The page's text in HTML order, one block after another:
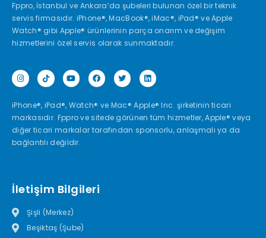
Fppro, İstanbul ve Ankara’da şubeleri bulunan özel bir teknik
servis firmasıdır. iPhone®, MacBook®, iMac®, iPad® ve Apple
Watch® gibi Apple® ürünlerinin parça onarım ve değişim
hizmetlerini özel servis olarak sunmaktadır.
iPhone®, iPad®, Watch® ve Mac® Apple® Inc. şirketinin ticari
markasıdır. Fppro ve sitede görünen tüm hizmetler, Apple® veya
diğer ticari markalar tarafından sponsorlu, anlaşmalı ya da
bağlantılı değildir.
İletişim Bilgileri
Şişli (Merkez)
Beşiktaş (Şube)